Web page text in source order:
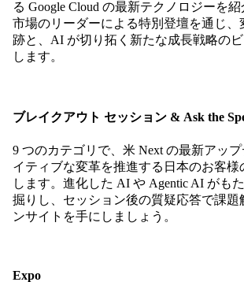
る Google Cloud の最新テクノロジーを
市場のリーダーによる特別登壇を通じ、
跡と、AI が切り拓く新たな成長戦略の
します。
ブレイクアウト セッション & Ask the
9 つのカテゴリで、米 Next の最新アッ
イティブな変革を推進する日本のお客様
します。進化した AI や Agentic AI がも
掘りし、セッション後の質疑応答で課題
ンサイトを手にしましょう。
Expo